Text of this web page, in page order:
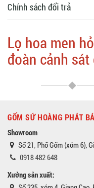
Chính sách đổi trả
Lọ hoa men
đoàn cảnh sát
GỐM SỨ HOÀNG PHÁT
Showroom
Số 21, Phố Gốm (xóm 6),
0918 482 648
Xưởng sản xuất: